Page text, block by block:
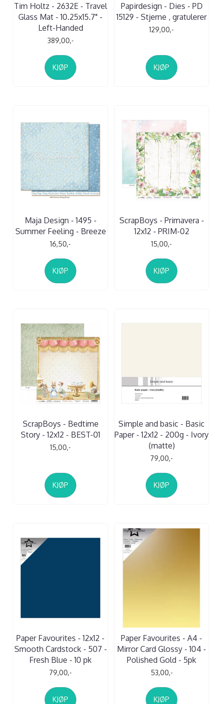
Tim Holtz - 2632E - Travel
Glass Mat - 10.25x15.7" -
Left-Handed
389,00,-
KJØP
Papirdesign - Dies - PD
15129 - Stjerne , gratulerer
129,00,-
KJØP
Maja Design - 1495 -
Summer Feeling - Breeze
16,50,-
KJØP
ScrapBoys - Primavera -
12x12 - PRIM-02
15,00,-
KJØP
ScrapBoys - Bedtime
Story - 12x12 - BEST-01
15,00,-
KJØP
Simple and basic - Basic
Paper - 12x12 - 200g - Ivory
(matte)
79,00,-
KJØP
Paper Favourites - 12x12 -
Smooth Cardstock - 507 -
Fresh Blue - 10 pk
79,00,-
KJØP
Paper Favourites - A4 -
Mirror Card Glossy - 104 -
Polished Gold - 5pk
53,00,-
KJØP